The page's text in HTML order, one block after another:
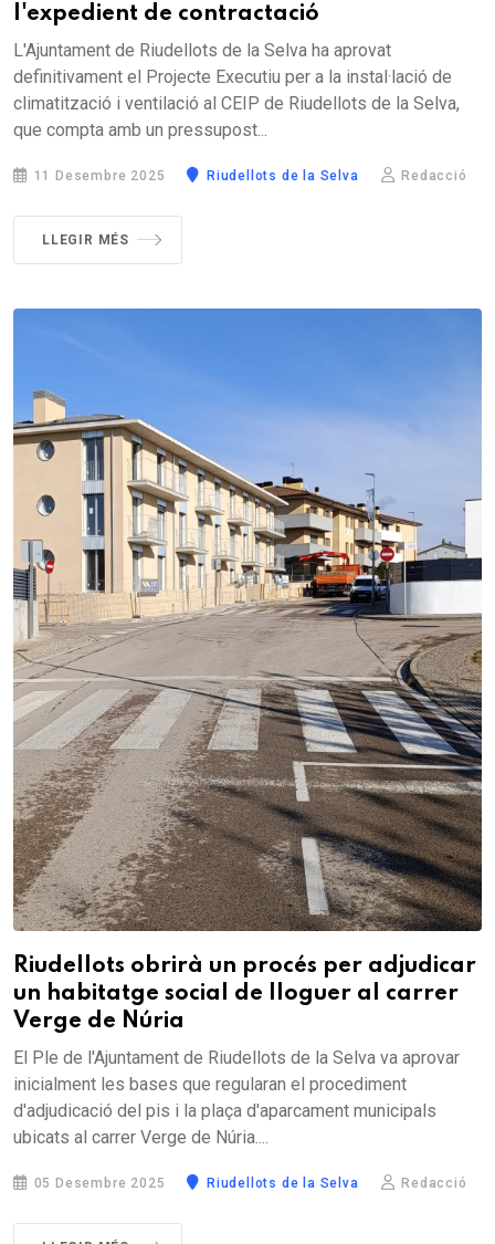
l'expedient de contractació
L'Ajuntament de Riudellots de la Selva ha aprovat
definitivament el Projecte Executiu per a la instal·lació de
climatització i ventilació al CEIP de Riudellots de la Selva,
que compta amb un pressupost...
11 Desembre 2025 Riudellots de la Selva Redacció
LLEGIR MÉS
Riudellots obrirà un procés per adjudicar
un habitatge social de lloguer al carrer
Verge de Núria
El Ple de l'Ajuntament de Riudellots de la Selva va aprovar
inicialment les bases que regularan el procediment
d'adjudicació del pis i la plaça d'aparcament municipals
ubicats al carrer Verge de Núria....
05 Desembre 2025 Riudellots de la Selva Redacció